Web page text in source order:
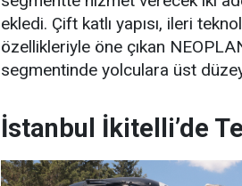
ekledi. Çift katlı yapısı, ileri
özellikleriyle öne çıkan
segmentinde yolculara üst
İstanbul İkitelli’de